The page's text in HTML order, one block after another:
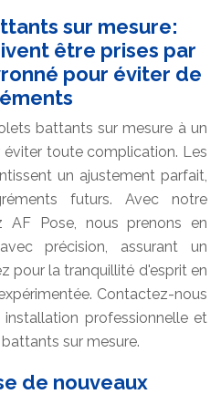
sur mesure:
être prises par
pour éviter de
battants sur mesure à un
éviter toute complication. Les
un ajustement parfait,
futurs. Avec notre
AF Pose, nous prenons en
précision, assurant un
pour la tranquillité d'esprit en
Contactez-nous
professionnelle et
sur mesure.
de nouveaux